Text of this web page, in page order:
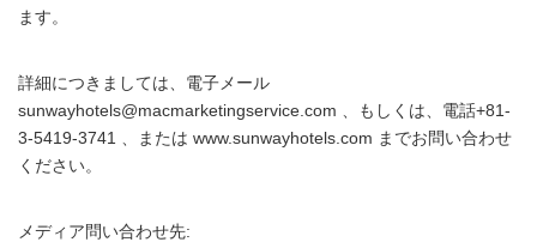
ます。
詳細につきましては、電子メール
sunwayhotels@macmarketingservice.com 、もしくは、電話+81-
3-5419-3741 、または www.sunwayhotels.com までお問い合わせ
ください。
メディア問い合わせ先: